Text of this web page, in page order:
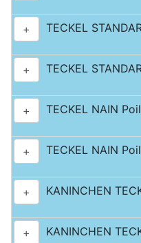
+ TECKEL
+ TECKEL
+ TECKEL NAIN
+ TECKEL NAIN
+ KANINCHEN
+ KANINCHEN